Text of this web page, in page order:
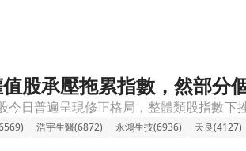
材文章頁
股承壓拖累指數，然部分
浩宇生醫(6872) 永鴻生技(6936) 天良(4127)